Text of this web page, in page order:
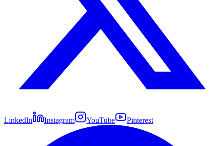
LinkedIn Instagram YouTube Pinterest